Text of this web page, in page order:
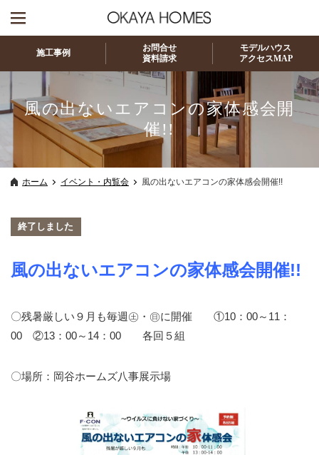
施工事例
お問合せ
資料請求
モデルハウス
アクセスMAP
風の出ないエアコンの家体感会開
催!!
ホーム イベント・内覧会 風の出ないエアコンの家体感会開催!!
終了しました
風の出ないエアコンの家体感会開催!!
〇残暑厳しい９月も毎週㊏・㊐に開催 ①10：00～11：
00 ②13：00～14：00 各回５組
〇場所：岡谷ホームズ八事展示場